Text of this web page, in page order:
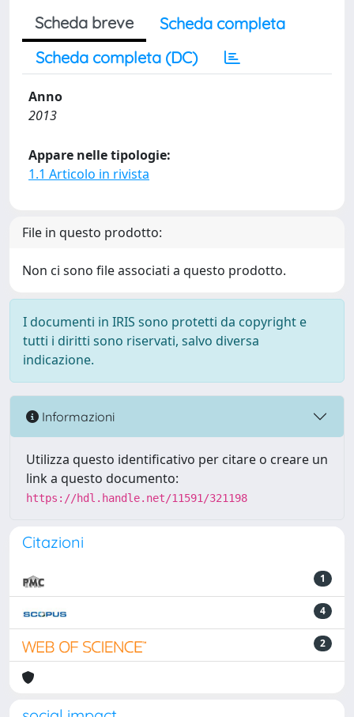
Scheda breve
Scheda completa
Scheda completa (DC)
Anno
2013
Appare nelle tipologie:
1.1 Articolo in rivista
File in questo prodotto:
Non ci sono file associati a questo prodotto.
I documenti in IRIS sono protetti da copyright e
tutti i diritti sono riservati, salvo diversa
indicazione.
Informazioni
Utilizza questo identificativo per citare o creare un
link a questo documento:
https://hdl.handle.net/11591/321198
Citazioni
1
4
2